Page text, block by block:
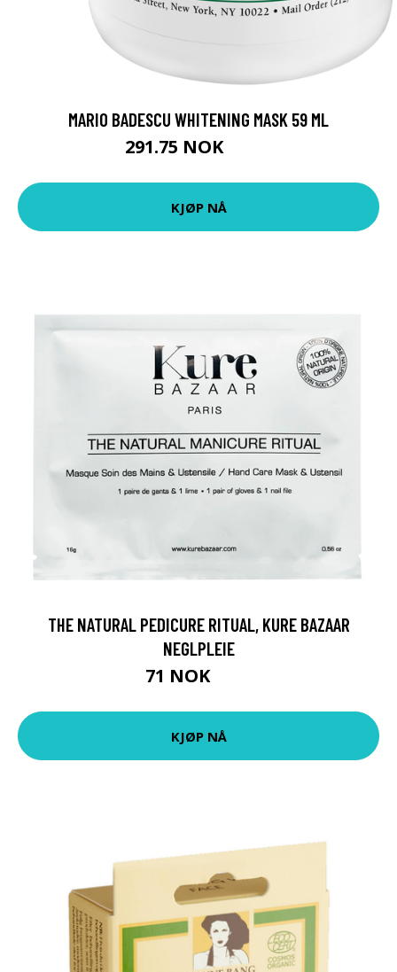
MARIO BADESCU WHITENING MASK 59 ML
291.75 NOK
KJØP NÅ
THE NATURAL PEDICURE RITUAL, KURE BAZAAR
NEGLPLEIE
71 NOK
KJØP NÅ